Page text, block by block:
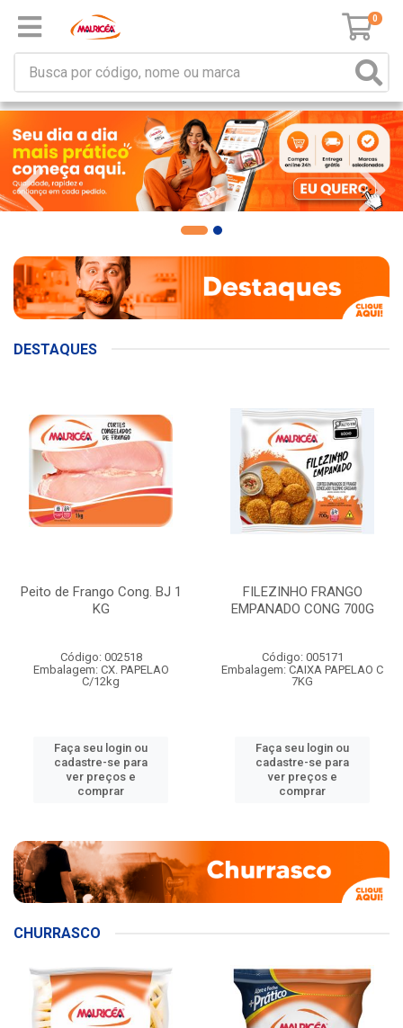
0
DESTAQUES
Peito de Frango Cong. BJ 1
KG
Código: 002518
Embalagem: CX. PAPELAO
C/12kg
Faça seu login ou
cadastre-se para
ver preços e
comprar
FILEZINHO FRANGO
EMPANADO CONG 700G
Código: 005171
Embalagem: CAIXA PAPELAO C
7KG
Faça seu login ou
cadastre-se para
ver preços e
comprar
CHURRASCO